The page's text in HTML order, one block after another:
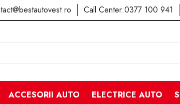
Call Center:0377 100 941
ACCESORII AUTO ELECTRICE AUTO